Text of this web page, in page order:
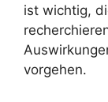
ist wichtig,
vorgehen.